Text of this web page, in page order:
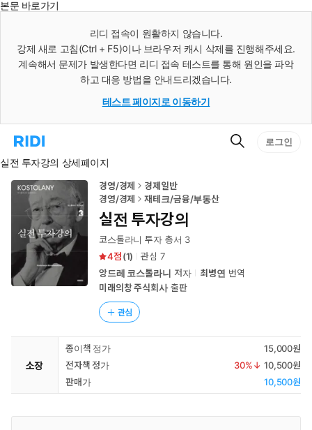
본문 바로가기
리디 접속이 원활하지 않습니다.
강제 새로 고침(Ctrl + F5)이나 브라우저 캐시 삭제를 진행해주세요.
계속해서 문제가 발생한다면 리디 접속 테스트를 통해 원인을 파악
하고 대응 방법을 안내드리겠습니다.
테스트 페이지로 이동하기
리
홈
로
이
검
로그인
실전 투자강의 상세페이지
경영/경제
경제일반
경영/경제
재테크/금융/부동산
실전 투자강의
코스톨라니 투자 총서 3
4
(1) 관심 7
앙드레 코스톨라니 저자 최병연 번역
미래의창 주식회사출판
관심
소장
종이책 정가
15,000원
전자책 정가
30%↓ 10,500원
판매가
10,500원